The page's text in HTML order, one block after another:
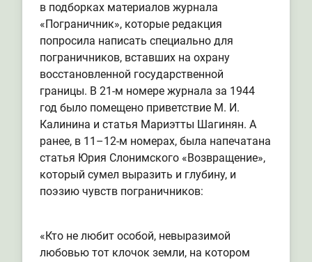
в подборках материалов журнала
«Пограничник», которые редакция
попросила написать специально для
пограничников, вставших на охрану
восстановленной государственной
границы. В 21-м номере журнала за 1944
год было помещено приветствие М. И.
Калинина и статья Мариэтты Шагинян. А
ранее, в 11–12-м номерах, была напечатана
статья Юрия Слонимского «Возвращение»,
который сумел выразить и глубину, и
поэзию чувств пограничников:
«Кто не любит особой, невыразимой
любовью тот клочок земли, на котором